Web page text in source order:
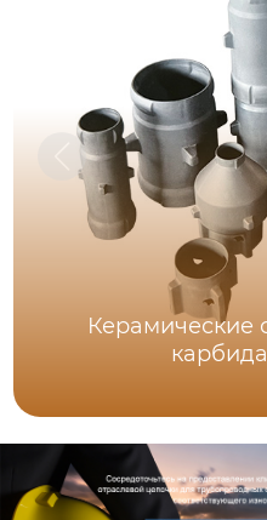
Керамические